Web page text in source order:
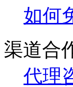
如何
渠道合
代理